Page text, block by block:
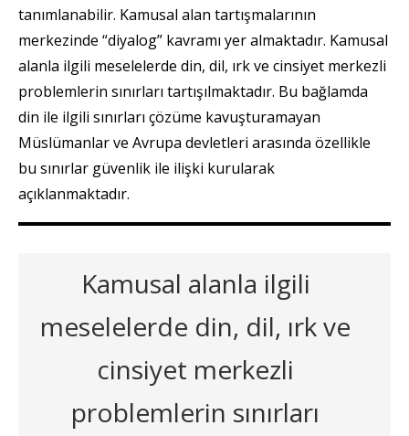
tanımlanabilir. Kamusal alan tartışmalarının
merkezinde “diyalog” kavramı yer almaktadır. Kamusal
alanla ilgili meselelerde din, dil, ırk ve cinsiyet merkezli
problemlerin sınırları tartışılmaktadır. Bu bağlamda
din ile ilgili sınırları çözüme kavuşturamayan
Müslümanlar ve Avrupa devletleri arasında özellikle
bu sınırlar güvenlik ile ilişki kurularak
açıklanmaktadır.
Kamusal alanla ilgili
meselelerde din, dil, ırk ve
cinsiyet merkezli
problemlerin sınırları